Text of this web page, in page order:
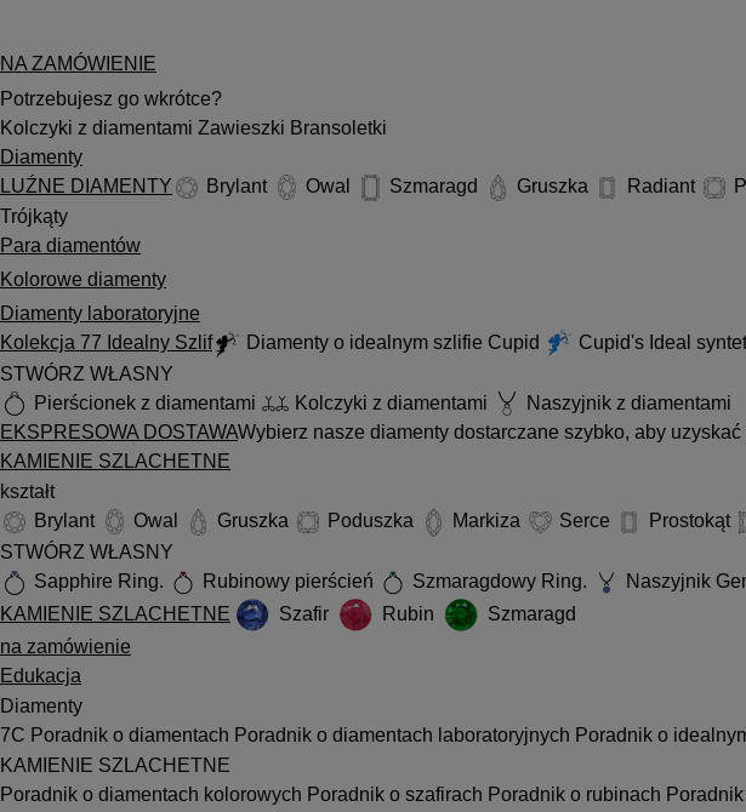
NA ZAMÓWIENIE
Potrzebujesz go wkrótce?
Kolczyki z diamentami Zawieszki Bransoletki
Diamenty
LUŹNE DIAMENTY
Brylant Owal Szmaragd Gruszka Radiant
Trójkąty
Para diamentów
Kolorowe diamenty
Diamenty laboratoryjne
Kolekcja 77 Idealny Szlif
Diamenty o idealnym szlifie Cupid Cupid's Ideal
STWÓRZ WŁASNY
Pierścionek z diamentami
Kolczyki z diamentami
Naszyjnik z diamentami
EKSPRESOWA DOSTAWAWybierz nasze diamenty dostarczane szybko, aby
KAMIENIE SZLACHETNE
kształt
Brylant
Owal Gruszka Poduszka Markiza Serce Prostokąt
STWÓRZ WŁASNY
Sapphire Ring.
Rubinowy pierścień Szmaragdowy Ring.
Naszyjnik
KAMIENIE SZLACHETNE
Szafir Rubin
Szmaragd
na zamówienie
Edukacja
Diamenty
7C Poradnik o diamentach Poradnik o diamentach laboratoryjnych Poradnik o
KAMIENIE SZLACHETNE
Poradnik o diamentach kolorowych Poradnik o szafirach Poradnik o rubinach